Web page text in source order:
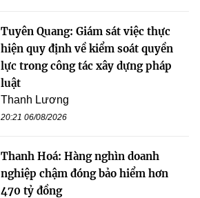
Tuyên Quang: Giám sát việc thực
hiện quy định về kiểm soát quyền
lực trong công tác xây dựng pháp
luật
Thanh Lương
20:21 06/08/2026
Thanh Hoá: Hàng nghìn doanh
nghiệp chậm đóng bảo hiểm hơn
470 tỷ đồng